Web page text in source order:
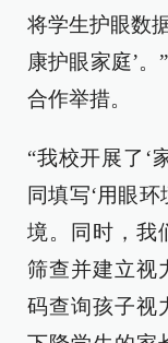
将学生护眼数
康护眼家庭’
合作举措。
“我校开展了‘
同填写‘用眼
境。同时，我
筛查并建立视
码查询孩子视